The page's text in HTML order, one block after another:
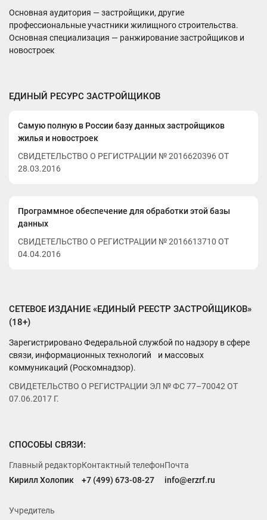
Основная аудитория — застройщики, другие
профессиональные участники жилищного строительства.
Основная специализация — ранжирование застройщиков и
новостроек
ЕДИНЫЙ РЕСУРС ЗАСТРОЙЩИКОВ
Самую полную в России базу данных застройщиков
жилья и новостроек
СВИДЕТЕЛЬСТВО О РЕГИСТРАЦИИ № 2016620396 ОТ
28.03.2016
Программное обеспечение для обработки этой базы
данных
СВИДЕТЕЛЬСТВО О РЕГИСТРАЦИИ № 2016613710 ОТ
04.04.2016
СЕТЕВОЕ ИЗДАНИЕ «ЕДИНЫЙ РЕЕСТР ЗАСТРОЙЩИКОВ»
(18+)
Зарегистрировано Федеральной службой по надзору в сфере
связи, информационных технологий и массовых
коммуникаций (Роскомнадзор).
СВИДЕТЕЛЬСТВО О РЕГИСТРАЦИИ ЭЛ № ФС 77–70042 ОТ
07.06.2017 Г.
СПОСОБЫ СВЯЗИ:
Учредитель
Главный редактор
Кирилл Холопик
Контактный телефон
+7 (499) 673-08-27
Почта
info@erzrf.ru